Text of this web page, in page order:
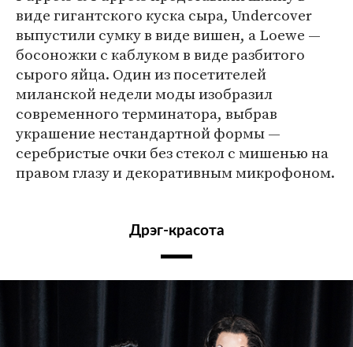
виде гигантского куска сыра, Undercover
выпустили сумку в виде вишен, а Loewe —
босоножки с каблуком в виде разбитого
сырого яйца. Один из посетителей
миланской недели моды изобразил
современного терминатора, выбрав
украшение нестандартной формы —
серебристые очки без стекол с мишенью на
правом глазу и декоративным микрофоном.
Дрэг-красота